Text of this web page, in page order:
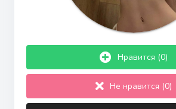
Нравится (0)
Не нравится (0)